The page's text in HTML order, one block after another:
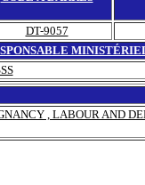
DT-9057
, LABOUR AND